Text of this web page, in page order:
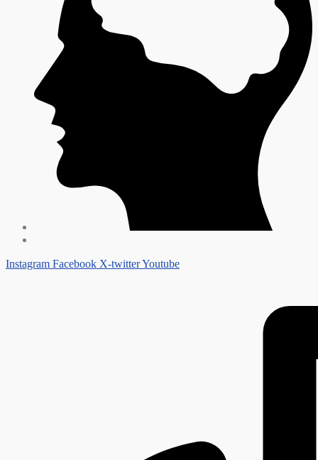
Instagram Facebook X-twitterYoutube